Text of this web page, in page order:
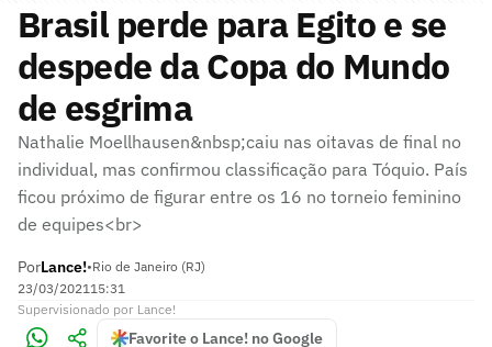
Brasil perde para Egito e se
despede da Copa do Mundo
de esgrima
Nathalie Moellhausen&nbsp;caiu nas oitavas de final no
individual, mas confirmou classificação para Tóquio. País
ficou próximo de figurar entre os 16 no torneio feminino
de equipes<br>
PorLance!•Rio de Janeiro (RJ)
23/03/202115:31
Supervisionado por Lance!
Favorite o Lance! no Google